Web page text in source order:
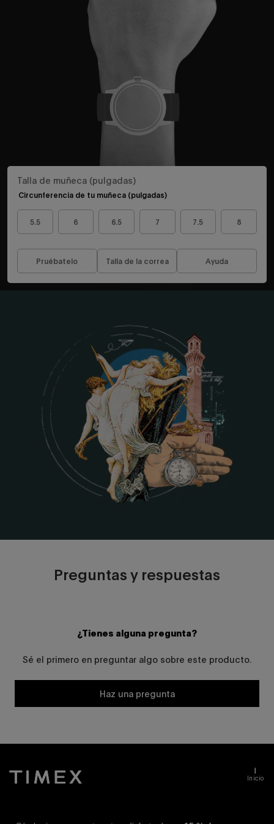
Talla de muñeca (pulgadas)
Circunferencia de tu muñeca (pulgadas)
5.5 6 6.5 7 7.5 8
Pruébatelo Talla de la correa Ayuda
Preguntas y respuestas
¿Tienes alguna pregunta?
Sé el primero en preguntar algo sobre este producto.
Haz una pregunta
Inicio